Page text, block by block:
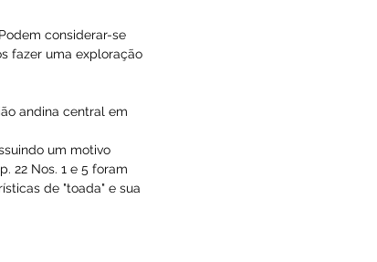
e A. Azzali. Posteriormente segue
Estudou também violino em
do Conservatório Nacional, cargo
fundou a Orquestra
18 peças sinfônicas, 5
7 sonatas para violino e piano, 2
prelúdios para piano assim